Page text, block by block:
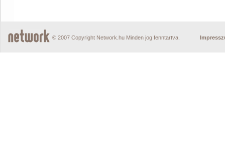
© 2007 Copyright Network.hu Minden jog fenntartva.